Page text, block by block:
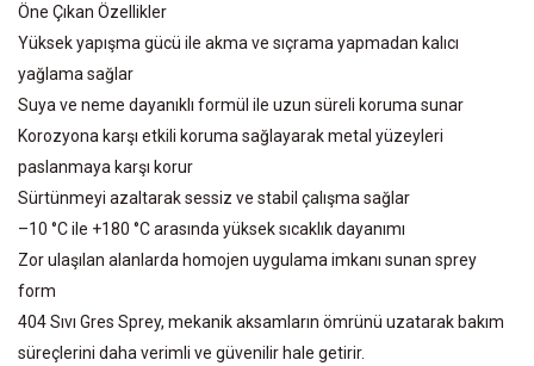
Öne Çıkan Özellikler
Yüksek yapışma gücü ile akma ve sıçrama yapmadan kalıcı
yağlama sağlar
Suya ve neme dayanıklı formül ile uzun süreli koruma sunar
Korozyona karşı etkili koruma sağlayarak metal yüzeyleri
paslanmaya karşı korur
Sürtünmeyi azaltarak sessiz ve stabil çalışma sağlar
–10 °C ile +180 °C arasında yüksek sıcaklık dayanımı
Zor ulaşılan alanlarda homojen uygulama imkanı sunan sprey
form
404 Sıvı Gres Sprey, mekanik aksamların ömrünü uzatarak bakım
süreçlerini daha verimli ve güvenilir hale getirir.